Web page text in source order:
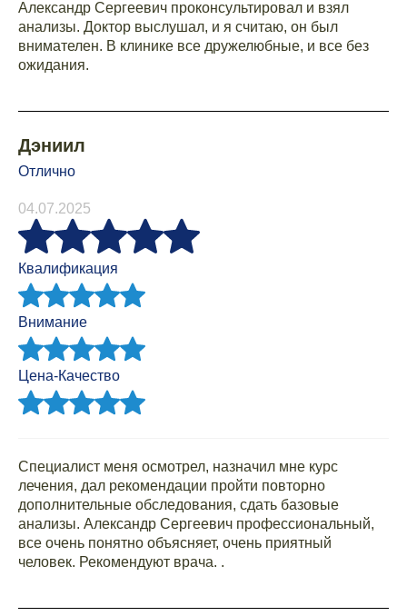
Александр Сергеевич проконсультировал и взял
анализы. Доктор выслушал, и я считаю, он был
внимателен. В клинике все дружелюбные, и все без
ожидания.
Дэниил
Отлично
04.07.2025
Квалификация
Внимание
Цена-Качество
Специалист меня осмотрел, назначил мне курс
лечения, дал рекомендации пройти повторно
дополнительные обследования, сдать базовые
анализы. Александр Сергеевич профессиональный,
все очень понятно объясняет, очень приятный
человек. Рекомендуют врача. .